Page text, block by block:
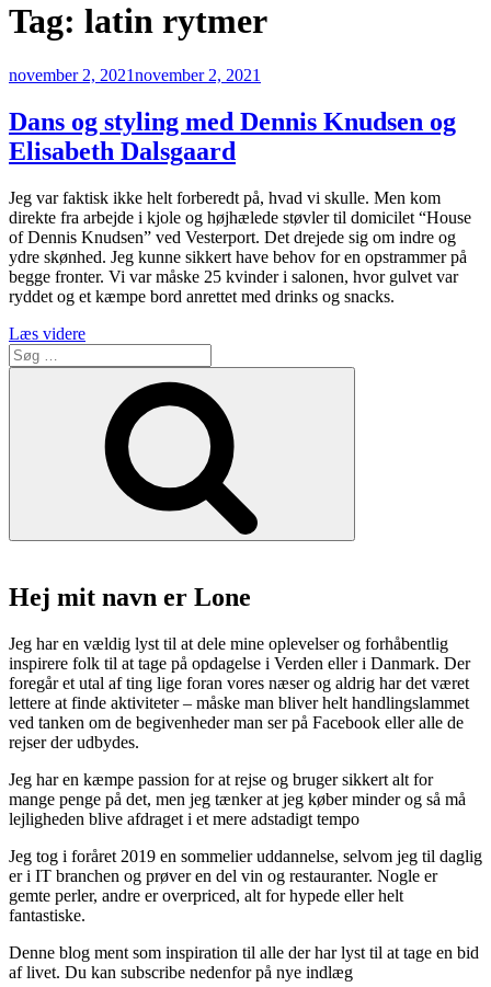
Tag: latin rytmer
Udgivet
november 2, 2021november 2, 2021
Dans og styling med Dennis Knudsen og
Elisabeth Dalsgaard
Jeg var faktisk ikke helt forberedt på, hvad vi skulle. Men kom
direkte fra arbejde i kjole og højhælede støvler til domicilet “House
of Dennis Knudsen” ved Vesterport. Det drejede sig om indre og
ydre skønhed. Jeg kunne sikkert have behov for en opstrammer på
begge fronter. Vi var måske 25 kvinder i salonen, hvor gulvet var
ryddet og et kæmpe bord anrettet med drinks og snacks.
Læs videre“Dans
styling
Dennis
Knudsen
Elisabeth
Dalsgaard”
Søg
efter:
Hej mit navn er Lone
Jeg har en vældig lyst til at dele mine oplevelser og forhåbentlig
inspirere folk til at tage på opdagelse i Verden eller i Danmark. Der
foregår et utal af ting lige foran vores næser og aldrig har det været
lettere at finde aktiviteter – måske man bliver helt handlingslammet
ved tanken om de begivenheder man ser på Facebook eller alle de
rejser der udbydes.
Jeg har en kæmpe passion for at rejse og bruger sikkert alt for
mange penge på det, men jeg tænker at jeg køber minder og så må
lejligheden blive afdraget i et mere adstadigt tempo
Jeg tog i foråret 2019 en sommelier uddannelse, selvom jeg til daglig
er i IT branchen og prøver en del vin og restauranter. Nogle er
gemte perler, andre er overpriced, alt for hypede eller helt
fantastiske.
Denne blog ment som inspiration til alle der har lyst til at tage en bid
af livet. Du kan subscribe nedenfor på nye indlæg